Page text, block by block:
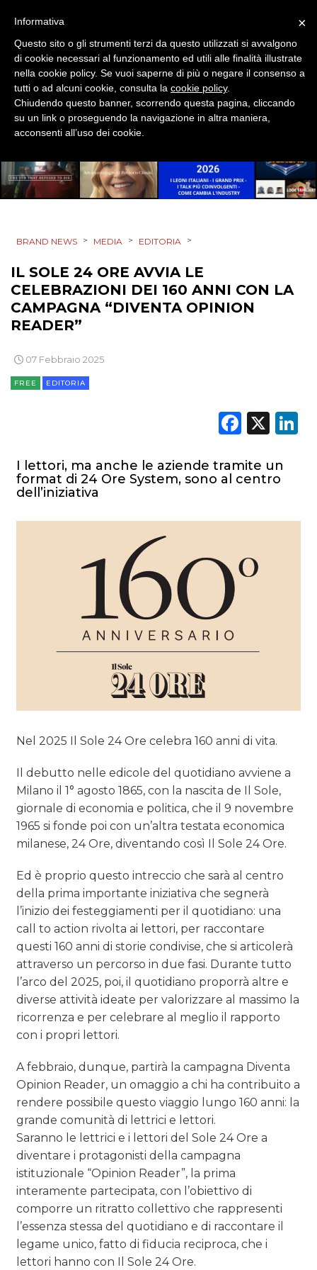
RADIO / AUDIO
TV
DATI
PREVISIONI/SCENARI
NORMATIVE
TREND
OPINIONI
BRAND NEWS > MEDIA > EDITORIA >
IL SOLE 24 ORE AVVIA LE
CELEBRAZIONI DEI 160 ANNI CON LA
CAMPAGNA “DIVENTA OPINION
READER”
07 Febbraio 2025
FREE EDITORIA
X
I lettori, ma anche le aziende tramite un
format di 24 Ore System, sono al centro
dell’iniziativa
Nel 2025 Il Sole 24 Ore celebra 160 anni di vita.
Il debutto nelle edicole del quotidiano avviene a
Milano il 1° agosto 1865, con la nascita de Il Sole,
giornale di economia e politica, che il 9 novembre
1965 si fonde poi con un’altra testata economica
milanese, 24 Ore, diventando così Il Sole 24 Ore.
Ed è proprio questo intreccio che sarà al centro
della prima importante iniziativa che segnerà
l’inizio dei festeggiamenti per il quotidiano: una
call to action rivolta ai lettori, per raccontare
questi 160 anni di storie condivise, che si articolerà
attraverso un percorso in due fasi. Durante tutto
l’arco del 2025, poi, il quotidiano proporrà altre e
diverse attività ideate per valorizzare al massimo la
ricorrenza e per celebrare al meglio il rapporto
con i propri lettori.
A febbraio, dunque, partirà la campagna Diventa
Opinion Reader, un omaggio a chi ha contribuito a
rendere possibile questo viaggio lungo 160 anni: la
grande comunità di lettrici e lettori.
Saranno le lettrici e i lettori del Sole 24 Ore a
diventare i protagonisti della campagna
istituzionale “Opinion Reader”, la prima
interamente partecipata, con l’obiettivo di
comporre un ritratto collettivo che rappresenti
l’essenza stessa del quotidiano e di raccontare il
legame unico, fatto di fiducia reciproca, che i
lettori hanno con Il Sole 24 Ore.
×
Informativa
Questo sito o gli strumenti terzi da questo utilizzati si avvalgono
di cookie necessari al funzionamento ed utili alle finalità illustrate
nella cookie policy. Se vuoi saperne di più o negare il consenso a
tutti o ad alcuni cookie, consulta la cookie policy.
Chiudendo questo banner, scorrendo questa pagina, cliccando
su un link o proseguendo la navigazione in altra maniera,
acconsenti all’uso dei cookie.